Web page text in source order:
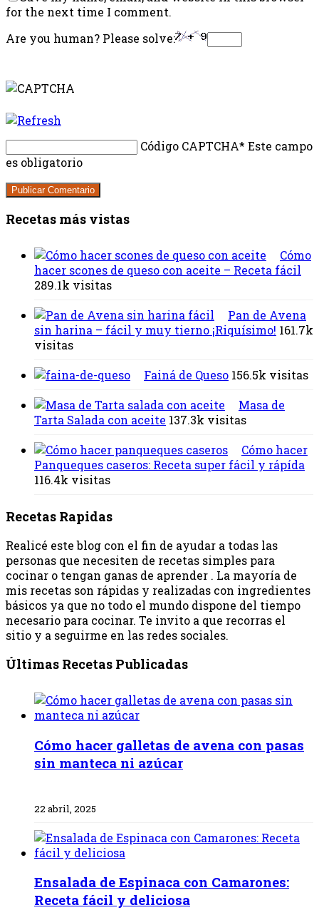
for the next time I comment.
Are you human? Please solve:
Código CAPTCHA* Este campo
es obligatorio
Recetas más vistas
Cómo
hacer scones de queso con aceite – Receta fácil
289.1k visitas
Pan de Avena
sin harina – fácil y muy tierno ¡Riquísimo! 161.7k
visitas
Fainá de Queso 156.5k visitas
Masa de
Tarta Salada con aceite 137.3k visitas
Cómo hacer
Panqueques caseros: Receta super fácil y rápída
116.4k visitas
Recetas Rapidas
Realicé este blog con el fin de ayudar a todas las
personas que necesiten de recetas simples para
cocinar o tengan ganas de aprender . La mayoría de
mis recetas son rápidas y realizadas con ingredientes
básicos ya que no todo el mundo dispone del tiempo
necesario para cocinar. Te invito a que recorras el
sitio y a seguirme en las redes sociales.
Últimas Recetas Publicadas
Cómo hacer galletas de avena con pasas
sin manteca ni azúcar
22 abril, 2025
Ensalada de Espinaca con Camarones:
Receta fácil y deliciosa